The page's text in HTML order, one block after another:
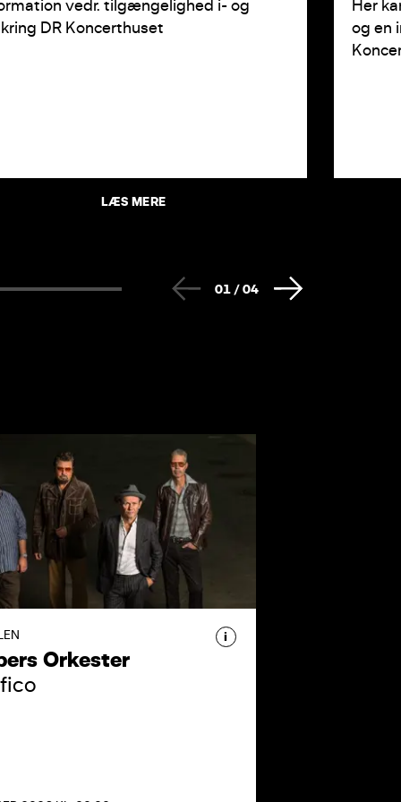
vedr. tilgængelighed i- og
DR Koncerthuset
LÆS MERE
Her
og en
01 /04
Orkester
i
ORKESTER - IL
Orkester tager deres
jubilæumsforestilling Il
til DR Koncerthuset og